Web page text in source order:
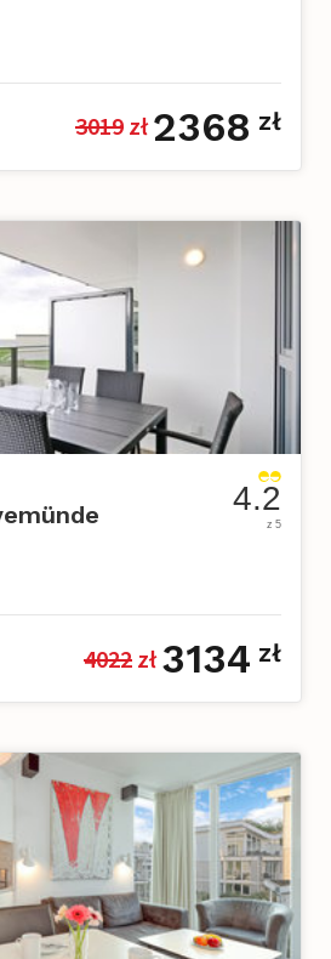
domowe
3019 zł 2368 zł
domowe
4.2
z 5
4022 zł 3134 zł